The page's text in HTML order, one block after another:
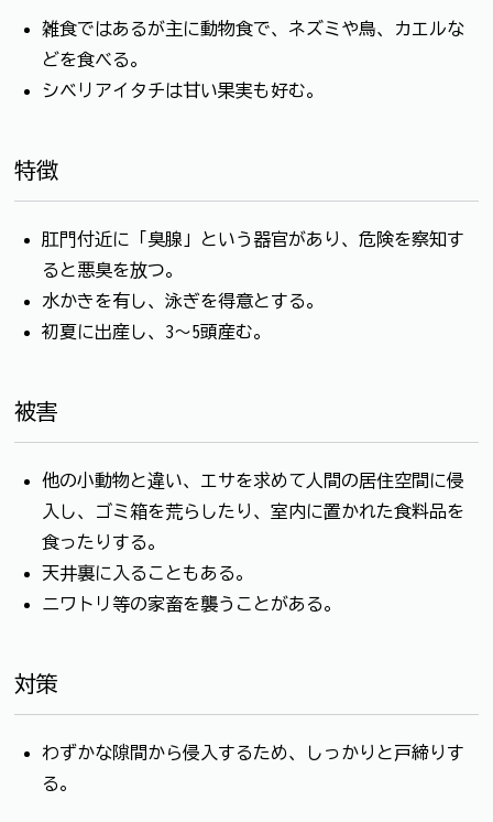
雑食ではあるが主に動物食で、ネズミや鳥、カエルな
どを食べる。
シベリアイタチは甘い果実も好む。
特徴
肛門付近に「臭腺」という器官があり、危険を察知す
ると悪臭を放つ。
水かきを有し、泳ぎを得意とする。
初夏に出産し、3～5頭産む。
被害
他の小動物と違い、エサを求めて人間の居住空間に侵
入し、ゴミ箱を荒らしたり、室内に置かれた食料品を
食ったりする。
天井裏に入ることもある。
ニワトリ等の家畜を襲うことがある。
対策
わずかな隙間から侵入するため、しっかりと戸締りす
る。